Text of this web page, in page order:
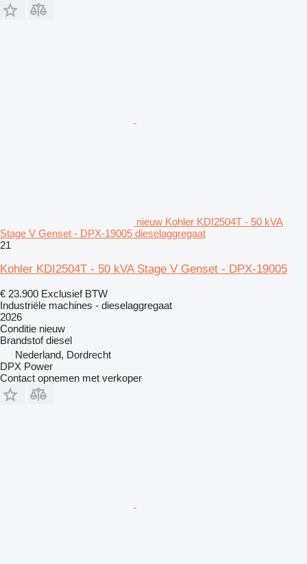
nieuw Kohler KDI2504T - 50 kVA
Stage V Genset - DPX-19005 dieselaggregaat
21
Kohler KDI2504T - 50 kVA Stage V Genset - DPX-19005
€ 23.900 Exclusief BTW
Industriële machines - dieselaggregaat
2026
Conditie nieuw
Brandstof diesel
Nederland, Dordrecht
DPX Power
Contact opnemen met verkoper